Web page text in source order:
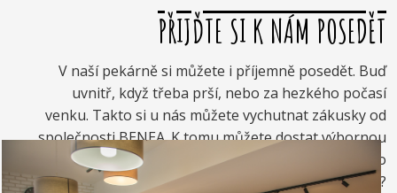
PŘIJĎTE SI K NÁM POSEDĚT
V naší pekárně si můžete i příjemně posedět. Buď
uvnitř, když třeba prší, nebo za hezkého počasí
venku. Takto si u nás můžete vychutnat zákusky od
společnosti BENEA. K tomu můžete dostat výbornou
kávou. Nebo si raději dáte zrmzlinový pohár nebo
vynikající točenou zmrzlinu?